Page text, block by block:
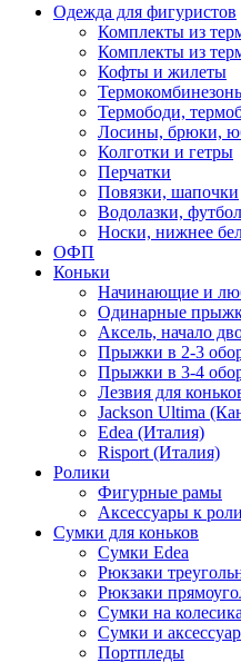
Одежда для фигуристов
Комплекты из
Комплекты из
Кофты и жилеты
Термободи,
Лосины, брюки,
Колготки и гетры
Перчатки
Повязки, шапочки
Водолазки,
Носки, нижнее
ОФП
Коньки
Начинающие и
Одинарные
Аксель, начало
Прыжки в 2-3
Прыжки в 3-4
Лезвия для
Jackson Ultima
Edea (Италия)
Risport (Италия)
Ролики
Фигурные рамы
Аксессуары к
Сумки для коньков
Сумки Edea
Рюкзаки
Рюкзаки
Сумки на
Сумки и
Портпледы